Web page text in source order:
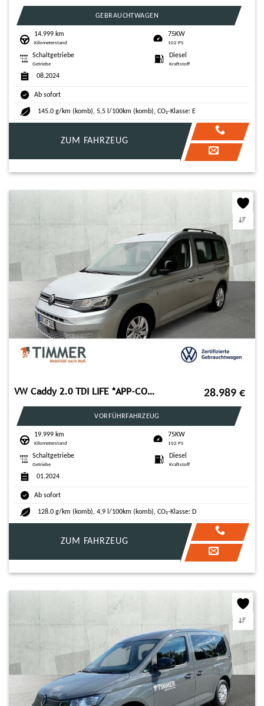
GEBRAUCHTWAGEN
14.999 km
Kilometerstand
75KW
102 PS
Schaltgetriebe
Getriebe
Diesel
Kraftstoff
08.2024
Ab sofort
145.0 g/km (komb), 5,5 l/100km (komb), CO₂-Klasse: E
ZUM FAHRZEUG
VW Caddy 2.0 TDI LIFE *APP-CON*RKAM*ALL-SEASON*DIG. 28.989 €
VORFÜHRFAHRZEUG
19.999 km
Kilometerstand
75KW
102 PS
Schaltgetriebe
Getriebe
Diesel
Kraftstoff
01.2024
Ab sofort
128.0 g/km (komb), 4,9 l/100km (komb), CO₂-Klasse: D
ZUM FAHRZEUG